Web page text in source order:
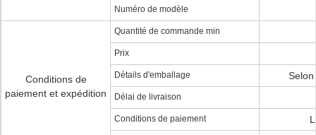
Numéro de modèle
Conditions de
paiement et expédition
Quantité de commande min
Prix
Détails d'emballage
Délai de livraison
Conditions de paiement